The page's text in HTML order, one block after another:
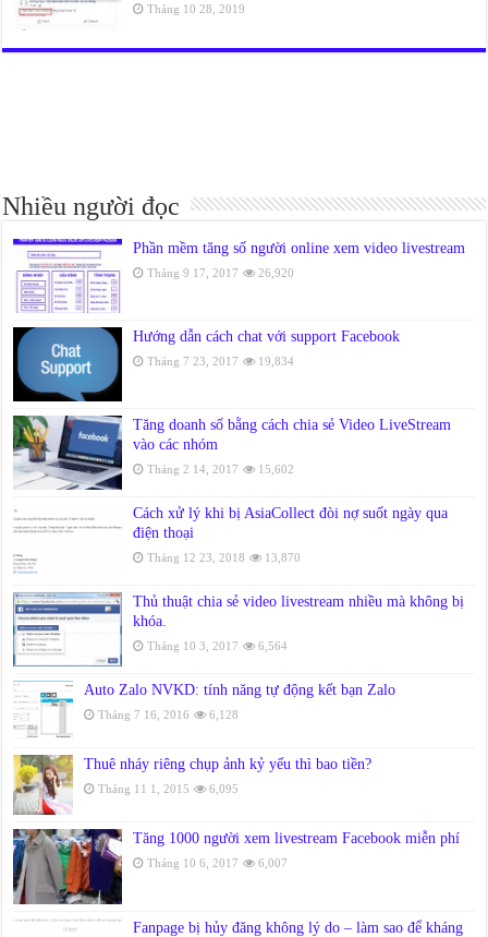
Tháng 10 28, 2019
Nhiều người đọc
Phần mềm tăng số người online xem video livestream
Tháng 9 17, 2017 26,920
Hướng dẫn cách chat với support Facebook
Tháng 7 23, 2017 19,834
Tăng doanh số bằng cách chia sẻ Video LiveStream
vào các nhóm
Tháng 2 14, 2017 15,602
Cách xử lý khi bị AsiaCollect đòi nợ suốt ngày qua
điện thoại
Tháng 12 23, 2018 13,870
Thủ thuật chia sẻ video livestream nhiều mà không bị
khóa.
Tháng 10 3, 2017 6,564
Auto Zalo NVKD: tính năng tự động kết bạn Zalo
Tháng 7 16, 2016 6,128
Thuê nháy riêng chụp ảnh kỷ yếu thì bao tiền?
Tháng 11 1, 2015 6,095
Tăng 1000 người xem livestream Facebook miễn phí
Tháng 10 6, 2017 6,007
Fanpage bị hủy đăng không lý do – làm sao để kháng